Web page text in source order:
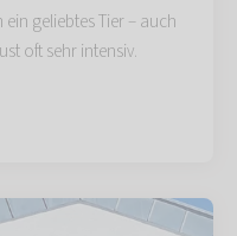
geliebtes Tier – auch
oft sehr intensiv.